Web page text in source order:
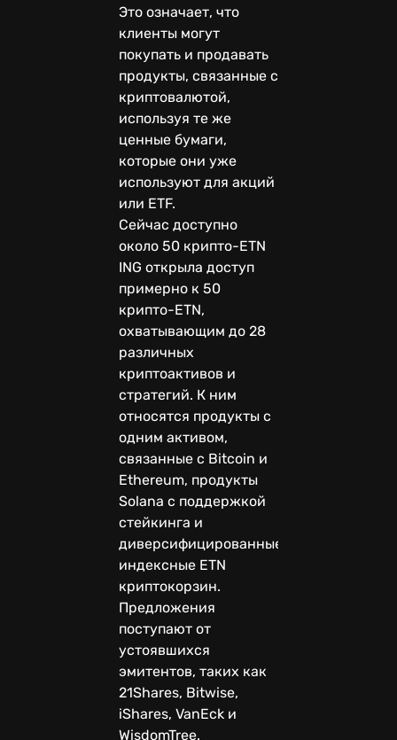
Это означает, что
клиенты могут
покупать и продавать
продукты, связанные с
криптовалютой,
используя те же
ценные бумаги,
которые они уже
используют для акций
или ETF.
Сейчас доступно
около 50 крипто-ETN
ING открыла доступ
примерно к 50
крипто-ETN,
охватывающим до 28
различных
криптоактивов и
стратегий. К ним
относятся продукты с
одним активом,
связанные с Bitcoin и
Ethereum, продукты
Solana с поддержкой
стейкинга и
диверсифицированные
индексные ETN
криптокорзин.
Предложения
поступают от
устоявшихся
эмитентов, таких как
21Shares, Bitwise,
iShares, VanEck и
WisdomTree.